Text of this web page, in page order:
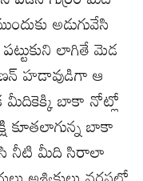
అడుగువేసి
లాగితే మెడ
హడావుడిగా ఆ
మీదికెక్కి బాకా నోట్లో
కూతలాగున్న బాకా
నీటి మీది సిరాలా